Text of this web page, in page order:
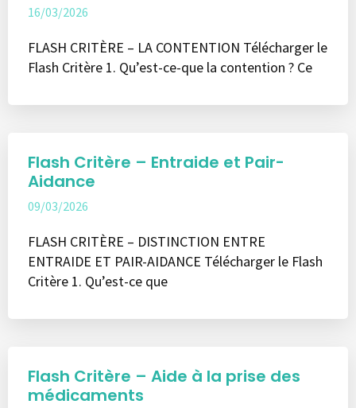
16/03/2026
FLASH CRITÈRE – LA CONTENTION Télécharger le
Flash Critère 1. Qu’est-ce-que la contention ? Ce
Flash Critère – Entraide et Pair-
Aidance
09/03/2026
FLASH CRITÈRE – DISTINCTION ENTRE
ENTRAIDE ET PAIR-AIDANCE Télécharger le Flash
Critère 1. Qu’est-ce que
Flash Critère – Aide à la prise des
médicaments